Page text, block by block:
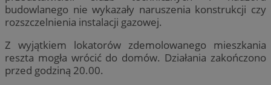
budowlanego nie wykazały naruszenia konstrukcji czy
rozszczelnienia instalacji gazowej.
Z wyjątkiem lokatorów zdemolowanego mieszkania
reszta mogła wrócić do domów. Działania zakończono
przed godziną 20.00.